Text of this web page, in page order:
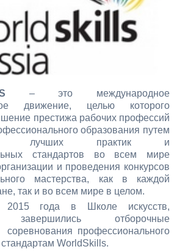
– это международное
движение, целью которого
престижа рабочих профессий
образования путем
лучших практик и
стандартов во всем мире
и проведения конкурсов
мастерства, как в каждой
так и во всем мире в целом.
2015 года в Школе искусств,
завершились отборочные
соревнования профессионального
WorldSkills.